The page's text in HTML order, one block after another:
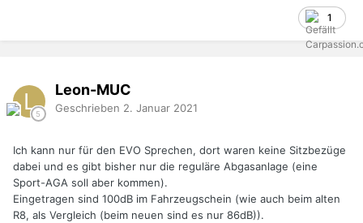
1
Leon-MUC
Geschrieben 2. Januar 2021
Ich kann nur für den EVO Sprechen, dort waren keine Sitzbezüge
dabei und es gibt bisher nur die reguläre Abgasanlage (eine
Sport-AGA soll aber kommen).
Eingetragen sind 100dB im Fahrzeugschein (wie auch beim alten
R8, als Vergleich (beim neuen sind es nur 86dB)).